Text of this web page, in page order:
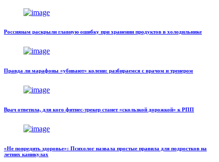
Россиянам раскрыли главную ошибку при хранении продуктов в холодильнике
Правда ли марафоны «убивают» колени: разбираемся с врачом и тренером
Врач ответила, для кого фитнес-трекер станет «скользкой дорожкой» к РПП
«Не повредить здоровье»: Психолог назвала простые правила для подростков на
летних каникулах